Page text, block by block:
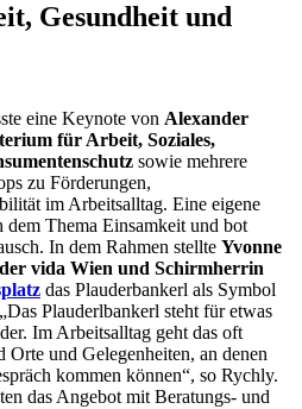
Gesundheit und
eine Keynote von Alexander
für Arbeit, Soziales,
sowie mehrere
zu Förderungen,
im Arbeitsalltag. Eine eigene
dem Thema Einsamkeit und bot
In dem Rahmen stellte Yvonne
vida Wien und Schirmherrin
das Plauderbankerl als Symbol
Plauderlbankerl steht für etwas
Im Arbeitsalltag geht das oft
und Gelegenheiten, an denen
kommen können“, so Rychly.
das Angebot mit Beratungs- und